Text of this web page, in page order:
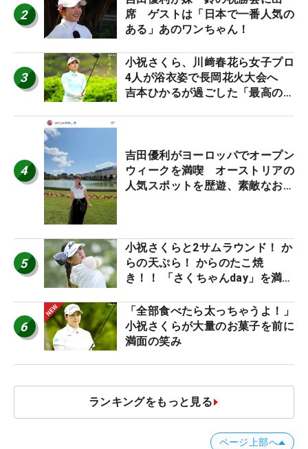
2
席 ゲストは「日本で一番人気の
ある」あのワンちゃん！
3
小祝さくら、川﨑春花ら女子プロ
4人が浴衣姿で長岡花火大会へ
吉本ひかるが過ごした「最高の夏
4
吉田優利がヨーロッパでオープン
ウィークを満喫 オーストリアの
人気スポットを歴遊、素敵なお土
5
小祝さくらと2サムラウンド！ か
らの天ぷら！ からのたこ焼
き！！ 「さくちゃんday」を満喫
6
「全部食べたら太っちゃうよ！」
小祝さくらが大量のお菓子を前に
満面の笑み
ランキングをもっと見る
ページ上部へ